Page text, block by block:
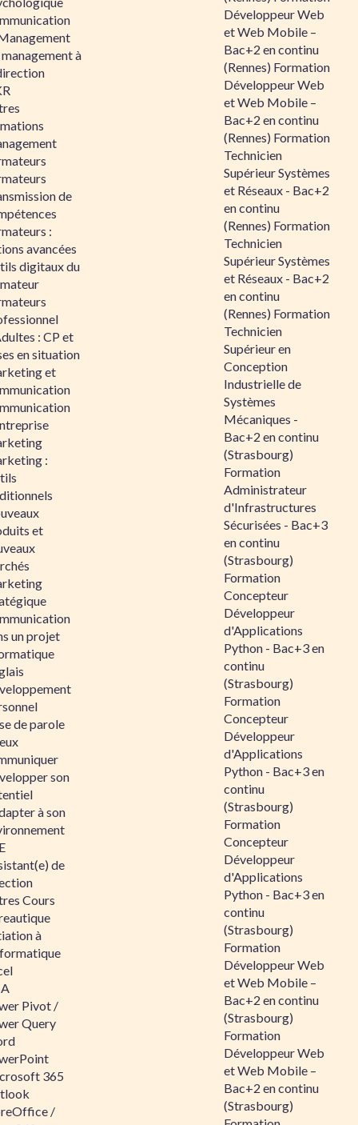
à
de
:
avancées
digitaux du
: CP et
en situation
et
:
et
un projet
de parole
son
à son
de
Cours
à
Pivot /
Query
365
/
Développeur Web
et Web Mobile –
Bac+2 en continu
(Rennes) Formation
Développeur Web
et Web Mobile –
Bac+2 en continu
(Rennes) Formation
Technicien
Supérieur Systèmes
et Réseaux - Bac+2
en continu
(Rennes) Formation
Technicien
Supérieur Systèmes
et Réseaux - Bac+2
en continu
(Rennes) Formation
Technicien
Supérieur en
Conception
Industrielle de
Systèmes
Mécaniques -
Bac+2 en continu
(Strasbourg)
Formation
Administrateur
d'Infrastructures
Sécurisées - Bac+3
en continu
(Strasbourg)
Formation
Concepteur
Développeur
d'Applications
Python - Bac+3 en
continu
(Strasbourg)
Formation
Concepteur
Développeur
d'Applications
Python - Bac+3 en
continu
(Strasbourg)
Formation
Concepteur
Développeur
d'Applications
Python - Bac+3 en
continu
(Strasbourg)
Formation
Développeur Web
et Web Mobile –
Bac+2 en continu
(Strasbourg)
Formation
Développeur Web
et Web Mobile –
Bac+2 en continu
(Strasbourg)